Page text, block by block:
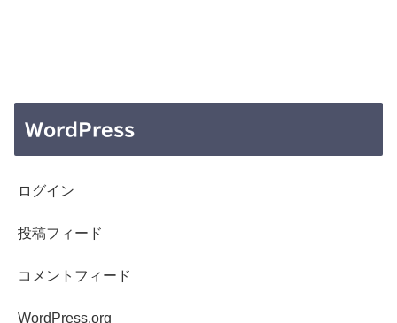
WordPress
ログイン
投稿フィード
コメントフィード
WordPress.org